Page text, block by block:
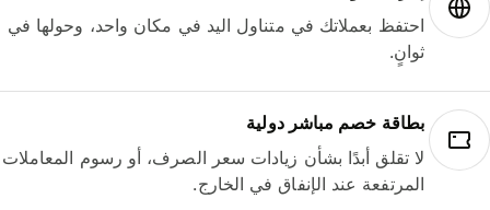
احتفظ بعملاتك في متناول اليد في مكان واحد، وحولها في
ثوانٍ.
بطاقة خصم مباشر دولية
لا تقلق أبدًا بشأن زيادات سعر الصرف، أو رسوم المعاملات
المرتفعة عند الإنفاق في الخارج.